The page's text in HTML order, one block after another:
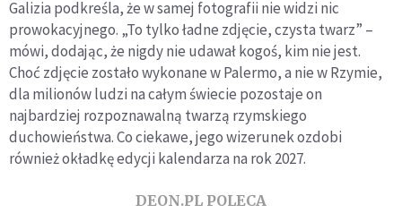
Galizia podkreśla, że w samej fotografii nie widzi nic
prowokacyjnego. „To tylko ładne zdjęcie, czysta twarz” –
mówi, dodając, że nigdy nie udawał kogoś, kim nie jest.
Choć zdjęcie zostało wykonane w Palermo, a nie w Rzymie,
dla milionów ludzi na całym świecie pozostaje on
najbardziej rozpoznawalną twarzą rzymskiego
duchowieństwa. Co ciekawe, jego wizerunek ozdobi
również okładkę edycji kalendarza na rok 2027.
DEON.PL POLECA